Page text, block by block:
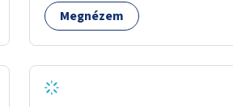
Megnézem